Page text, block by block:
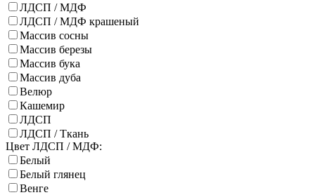
ЛДСП / МДФ
ЛДСП / МДФ крашеный
Массив сосны
Массив березы
Массив бука
Массив дуба
Велюр
Кашемир
ЛДСП
ЛДСП / Ткань
Цвет ЛДСП / МДФ:
Белый
Белый глянец
Венге